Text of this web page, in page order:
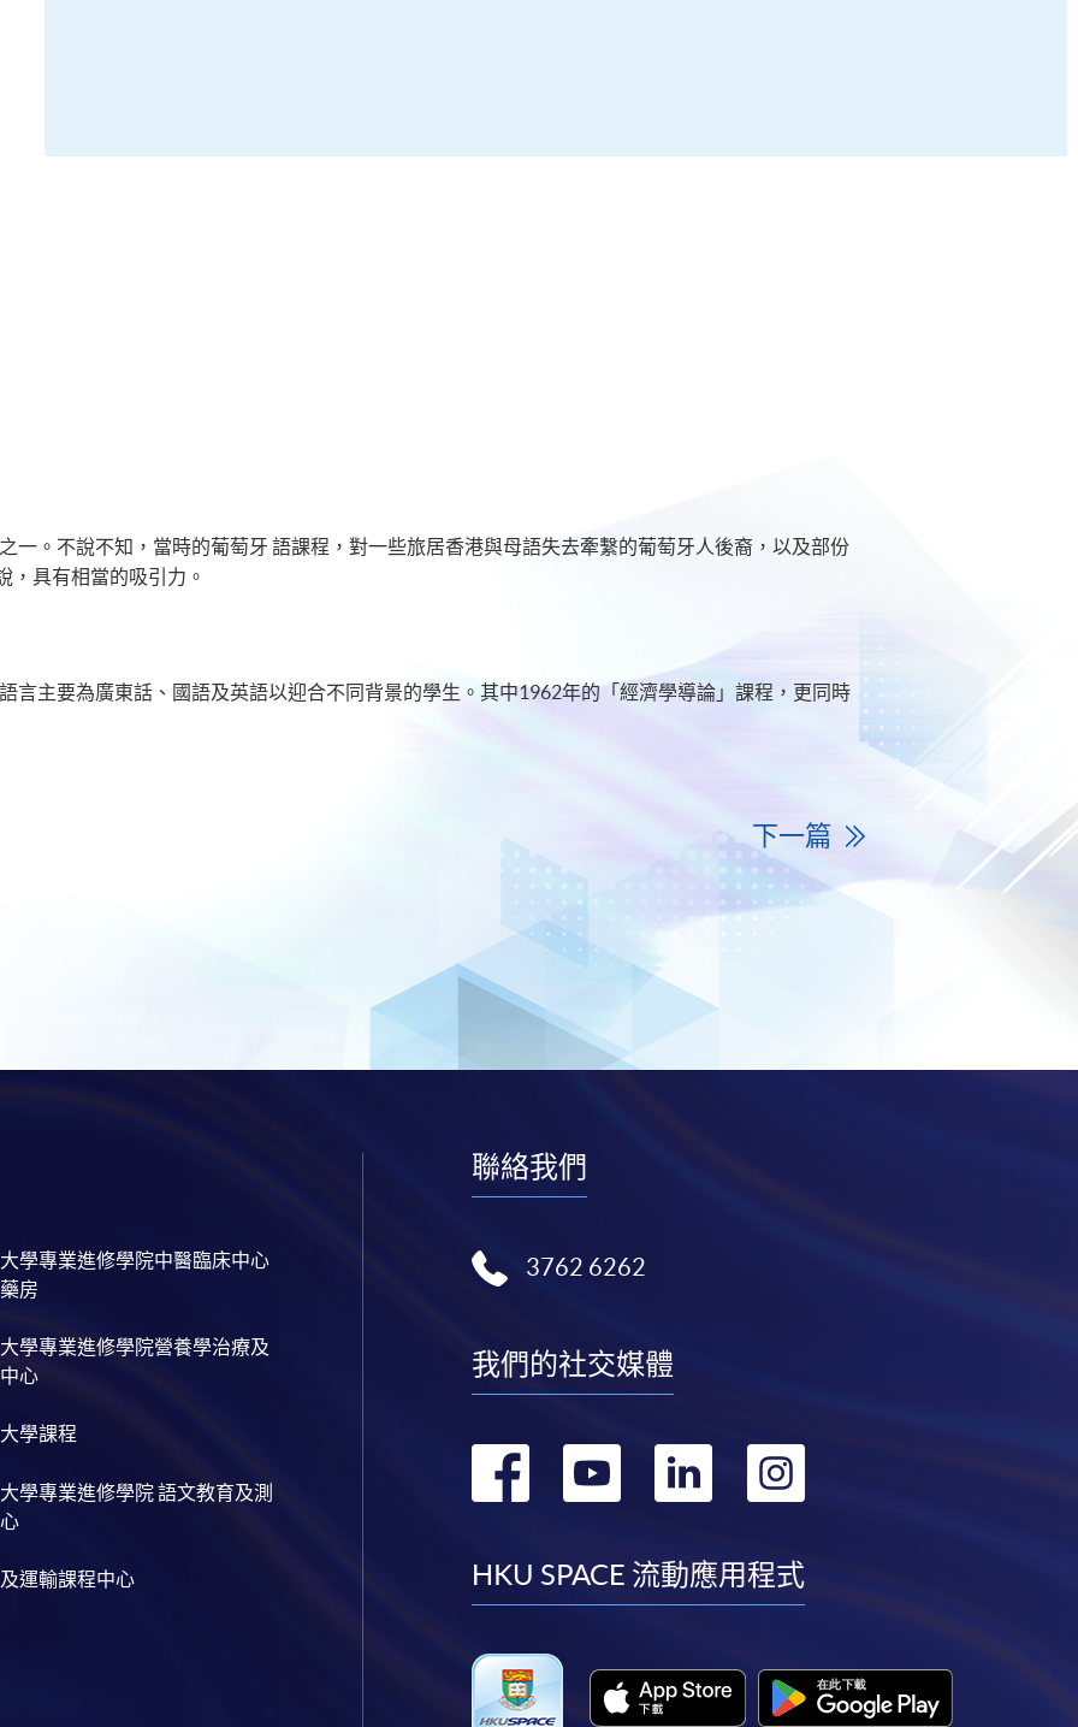
一。不說不知，當時的葡萄牙 語課程，對一些旅居香港與母語失去牽繫的葡萄牙人後裔，以及部份
，具有相當的吸引力。
言主要為廣東話、國語及英語以迎合不同背景的學生。其中1962年的「經濟學導論」課程，更同時
下一篇
學專業進修學院中醫臨床中心
房
學專業進修學院營養學治療及
心
學課程
學專業進修學院 語文教育及測
運輸課程中心
聯絡我們
3762 6262
我們的社交媒體
轉
facebook
轉
youtube
轉
linkedin
轉
instagram
HKU SPACE 流動應用程式